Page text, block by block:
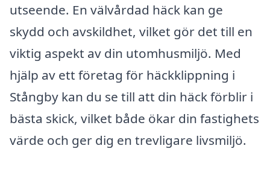
utseende. En välvårdad häck kan ge
skydd och avskildhet, vilket gör det till en
viktig aspekt av din utomhusmiljö. Med
hjälp av ett företag för häckklippning i
Stångby kan du se till att din häck förblir i
bästa skick, vilket både ökar din fastighets
värde och ger dig en trevligare livsmiljö.